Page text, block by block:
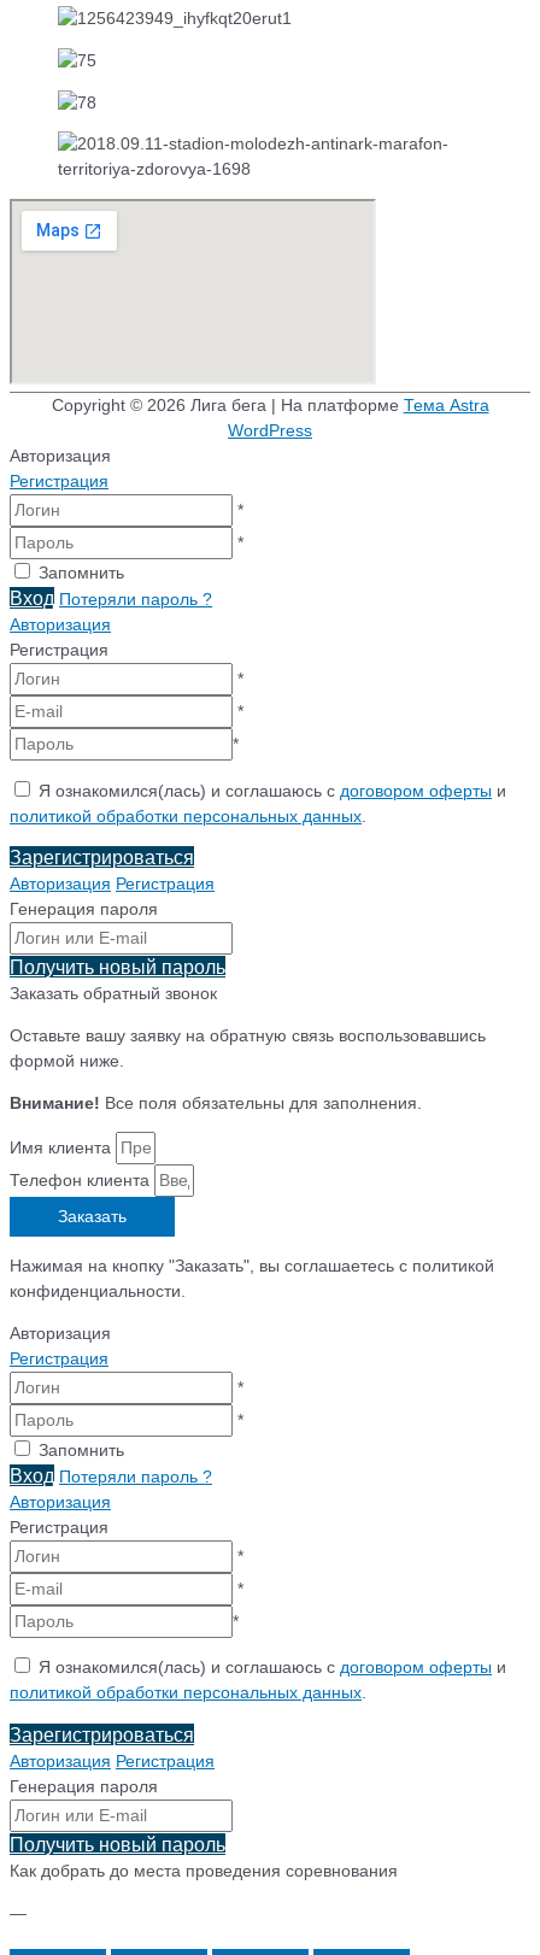
Copyright © 2026 Лига бега| На платформе Тема Astra
WordPress
Авторизация
Регистрация
*
*
Запомнить
Вход Потеряли пароль ?
Авторизация
Регистрация
*
*
*
Я ознакомился(лась) и соглашаюсь с договором оферты и
политикой обработки персональных данных
Зарегистрироваться
Авторизация Регистрация
Генерация пароля
Получить новый пароль
Заказать обратный звонок
Оставьте вашу заявку на обратную связь воспользовавшись
формой ниже.
Внимание! Все поля обязательны для заполнения.
Имя клиента
Телефон клиента
Заказать
Нажимая на кнопку "Заказать", вы соглашаетесь с политикой
конфиденциальности.
Авторизация
Регистрация
*
*
Запомнить
Вход Потеряли пароль ?
Авторизация
Регистрация
*
*
*
Я ознакомился(лась) и соглашаюсь с договором оферты и
политикой обработки персональных данных.
Зарегистрироваться
Авторизация Регистрация
Генерация пароля
Получить новый пароль
Как добрать до места проведения соревнования
—